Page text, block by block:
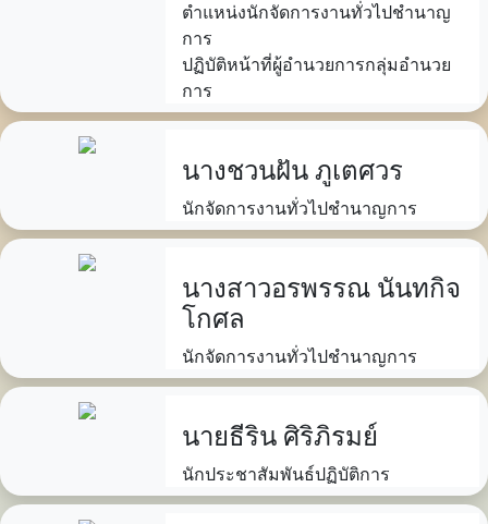
ตำแหน่งนักจัดการงานทั่วไปชำนาญ
การ
ปฏิบัติหน้าที่ผู้อำนวยการกลุ่มอำนวย
การ
นางชวนฝัน ภูเตศวร
นักจัดการงานทั่วไปชำนาญการ
นางสาวอรพรรณ นันทกิจ
โกศล
นักจัดการงานทั่วไปชำนาญการ
นายธีริน ศิริภิรมย์
นักประชาสัมพันธ์ปฏิบัติการ